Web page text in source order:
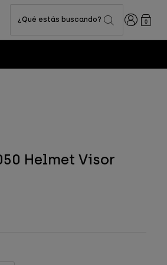
¿Qué estás buscando? Iniciar0
Helmet Visor